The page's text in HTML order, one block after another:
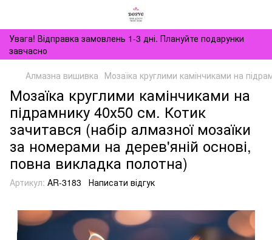
Увага! Відправка замовлень 1-3 дні. Плануйте подарунки
завчасно
Алмазна вишивка Мозаїка круглими камінчиками на
Мозаїка круглими камінчиками на
підрамнику 40х50 см. Котик
зачитався (набір алмазної мозаїки
за номерами на дерев'яній основі,
повна викладка полотна)
Артикул: AR-3183 Написати відгук